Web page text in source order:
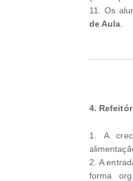
11. Os
de Aula
4.
1. A
2. A
forma